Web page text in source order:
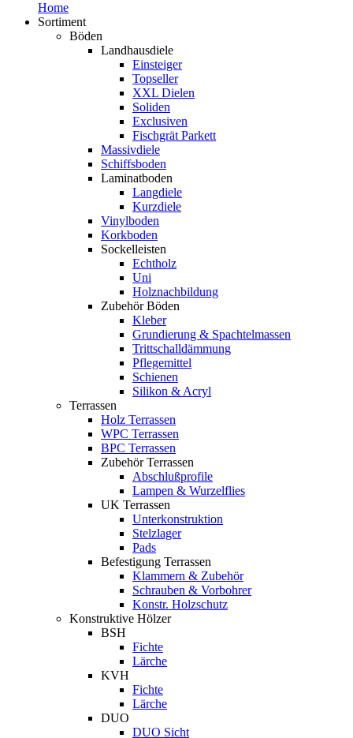
Home
Sortiment
Böden
Landhausdiele
Einsteiger
Topseller
XXL Dielen
Soliden
Exclusiven
Fischgrät Parkett
Massivdiele
Schiffsboden
Laminatboden
Langdiele
Kurzdiele
Vinylboden
Korkboden
Sockelleisten
Echtholz
Uni
Holznachbildung
Zubehör Böden
Kleber
Grundierung & Spachtelmassen
Trittschalldämmung
Pflegemittel
Schienen
Silikon & Acryl
Terrassen
Holz Terrassen
WPC Terrassen
BPC Terrassen
Zubehör Terrassen
Abschlußprofile
Lampen & Wurzelflies
UK Terrassen
Unterkonstruktion
Stelzlager
Pads
Befestigung Terrassen
Klammern & Zubehör
Schrauben & Vorbohrer
Konstr. Holzschutz
Konstruktive Hölzer
BSH
Fichte
Lärche
KVH
Fichte
Lärche
DUO
DUO Sicht